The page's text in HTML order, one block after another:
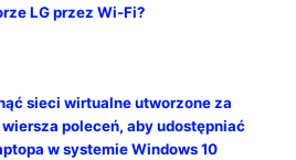
LG przez Wi-Fi?
sieci wirtualne utworzone za
poleceń, aby udostępniać
w systemie Windows 10